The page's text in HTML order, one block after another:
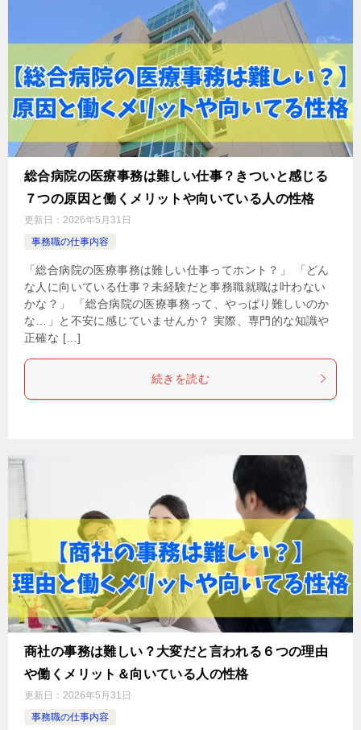
総合病院の医療事務は難しい仕事？きついと感じる
７つの原因と働くメリットや向いている人の性格
更新日： 2026年5月31日
事務職の仕事内容
「総合病院の医療事務は難しい仕事ってホント？」 「どん
な人に向いている仕事？未経験だと事務職就職は叶わない
かな？」 「総合病院の医療事務って、やっぱり難しいのか
な…」と不安に感じていませんか？ 実際、専門的な知識や
正確な […]
続きを読む
商社の事務は難しい？大変だと言われる６つの理由
や働くメリット＆向いている人の性格
更新日： 2026年5月31日
事務職の仕事内容